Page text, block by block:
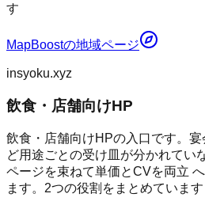
す
MapBoostの地域ページ
insyoku.xyz
飲食・店舗向けHP
飲食・店舗向けHPの入口です。
ど用途ごとの受け皿が分かれてい
ページを束ねて単価とCVを両立
ます。2つの役割をまとめています